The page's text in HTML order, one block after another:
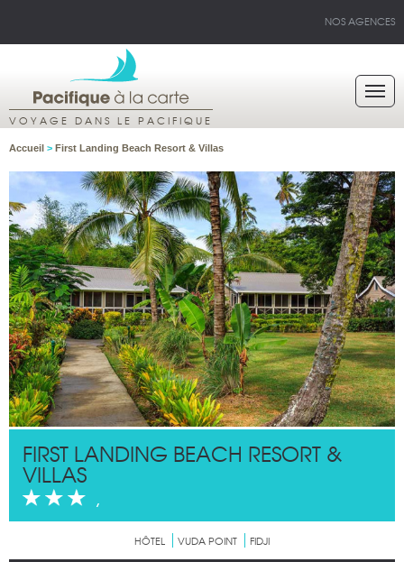
NOS AGENCES
VOYAGE DANS LE PACIFIQUE
Accueil > First Landing Beach Resort & Villas
FIRST LANDING BEACH RESORT &
VILLAS
,
HÔTEL VUDA POINT FIDJI